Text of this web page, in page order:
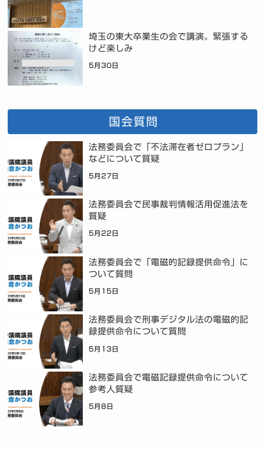
埼玉の東大卒業生の会で講演。緊張する
けど楽しみ
5月30日
国会質問
法務委員会で「不法滞在者ゼロプラン」
などについて質疑
5月27日
法務委員会で民事裁判情報活用促進法を
質疑
5月22日
法務委員会で「電磁的記録提供命令」に
ついて質問
5月15日
法務委員会で刑事デジタル法の電磁的記
録提供命令について質問
5月13日
法務委員会で電磁記録提供命令について
参考人質疑
5月8日